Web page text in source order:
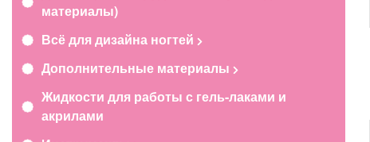
материалы)
Всё для дизайна ногтей
Дополнительные материалы
Жидкости для работы с гель-лаками и
акрилами